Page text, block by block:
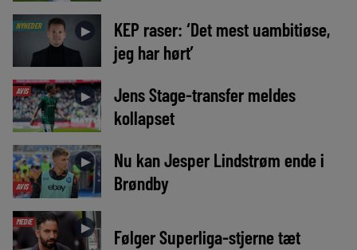
NYHEDER ►
KEP raser: ‘Det mest uambitiøse,
jeg har hørt’
AVIS ►
Jens Stage-transfer meldes
kollapset
AVIS
►
Nu kan Jesper Lindstrøm ende i
Brøndby
MEDIE ► Følger Superliga-stjerne tæt